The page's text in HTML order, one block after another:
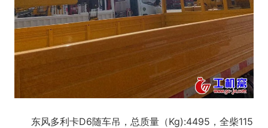
东风多利卡D6随车吊，总质量（Kg):4495 ， 全柴115